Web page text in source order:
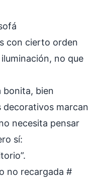
con cierto orden
no que
bonita, bien
decorativos marcan
necesita pensar
sí:
no recargada #